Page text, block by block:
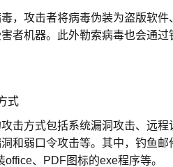
攻击者将病毒伪装为盗版软件
者机器。此外勒索病毒也会通
式
方式包括系统漏洞攻击、远程
和弱口令攻击等。其中，钓鱼邮
、PDF图标的exe程序等。